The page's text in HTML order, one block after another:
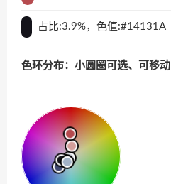
占比:3.9%，色值:#14131A
色环分布：小圆圈可选、可移动